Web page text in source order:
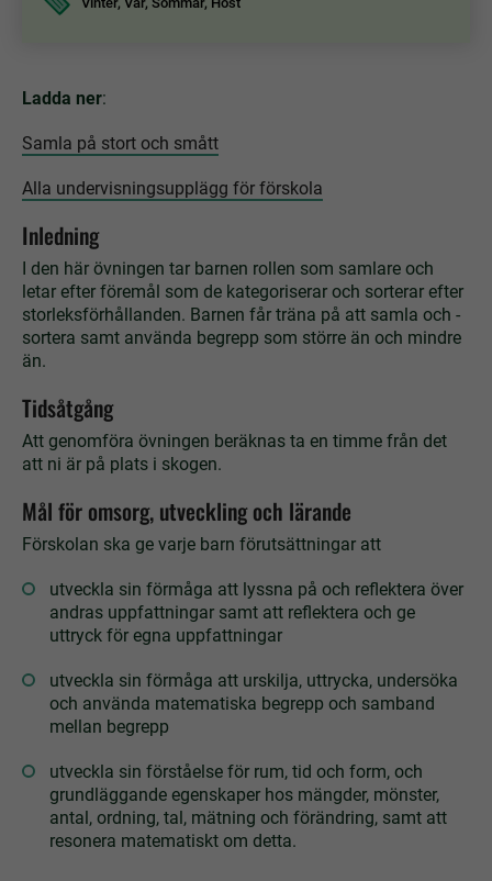
Ladda ner:
Samla på stort och smått
Alla undervisningsupplägg för förskola
Inledning
I den här övningen tar barnen rollen som samlare och
letar efter föremål som de kategoriserar och ­sorterar efter
storleksförhållanden. Barnen får träna på att samla och ­
sortera samt använda begrepp som större än och mindre
än.
Tidsåtgång
Att genomföra övningen beräknas ta en timme från det
att ni är på plats i skogen.
Mål för omsorg, utveckling och lärande
Förskolan ska ge varje barn förutsättningar att
utveckla sin förmåga att lyssna på och reflektera över
andras uppfattningar samt att reflektera och ge
uttryck för egna uppfattningar
utveckla sin förmåga att urskilja, uttrycka, undersöka
och använda matematiska begrepp och samband
mellan begrepp
utveckla sin förståelse för rum, tid och form, och
grundläggande egenskaper hos mängder, mönster,
antal, ordning, tal, mätning och förändring, samt att
resonera matematiskt om detta.